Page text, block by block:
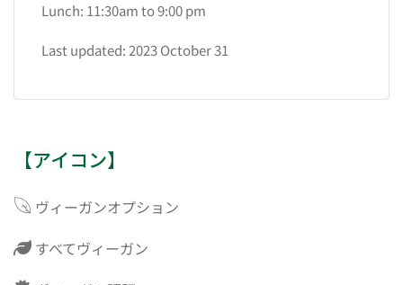
Lunch: 11:30am to 9:00 pm
Last updated: 2023 October 31
【アイコン】
ヴィーガンオプション
すべてヴィーガン